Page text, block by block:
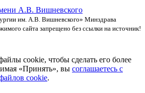
им. А.В. Вишневского» Минздрава
сайта запрещено без ссылки на источник!
cookie, чтобы сделать его более
«Принять», вы соглашаетесь с
cookie.